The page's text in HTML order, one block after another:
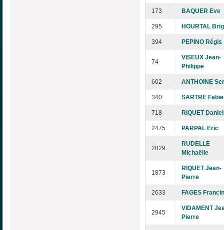
173 BAQUER Eve
295 HOURTAL
394 PEPINO Régis
74
VISEUX Jean-
Philippe
602 ANTHOINE
340 SARTRE
718 RIQUET
2475 PARPAL Eric
2829
RUDELLE
Michaëlle
1873
RIQUET Jean-
Pierre
2633 FAGES
2945
VIDAMENT
Pierre